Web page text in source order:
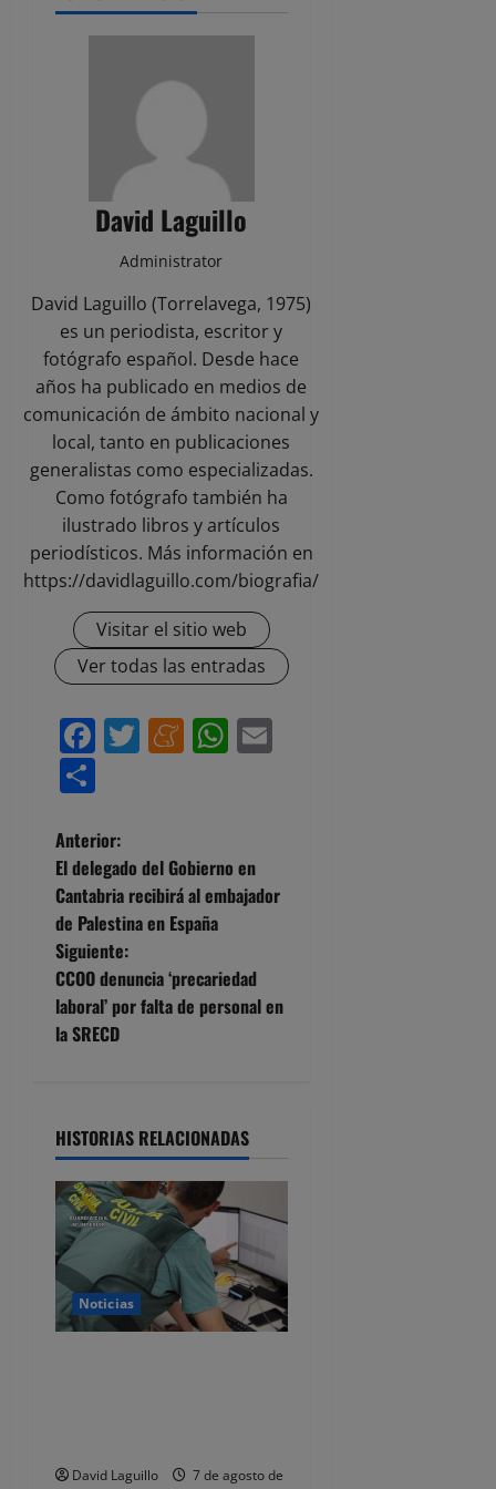
David Laguillo
Administrator
David Laguillo (Torrelavega, 1975)
es un periodista, escritor y
fotógrafo español. Desde hace
años ha publicado en medios de
comunicación de ámbito nacional y
local, tanto en publicaciones
generalistas como especializadas.
Como fotógrafo también ha
ilustrado libros y artículos
periodísticos. Más información en
https://davidlaguillo.com/biografia/
Visitar el sitio web
Ver todas las entradas
Facebook
Twitter
Meneame
WhatsApp
N
a
v
e
g
c
i
ó
n
d
Anterior:
El delegado del Gobierno en
Cantabria recibirá al embajador
de Palestina en España
Siguiente:
CCOO denuncia ‘precariedad
laboral’ por falta de personal en
la SRECD
HISTORIAS RELACIONADAS
Noticias
David Laguillo
7 de agosto de